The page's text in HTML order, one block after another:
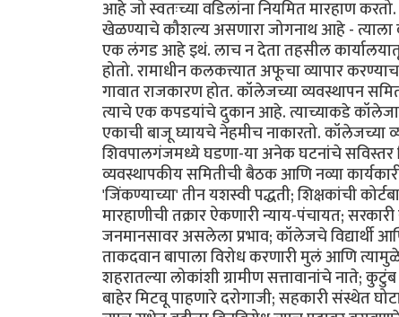
आहे जो स्वतःच्या वडिलांना नियमित मारहाण
खेळण्याचे कौशल्य असणारा जोगनाथ आहे -
एक लंगड आहे इथं. लाच न देता तहसील
होतो. रामाधीन कलकत्त्यात अफूचा व्यापार
गावात राजकारण होत. कॉलेजच्या व्यवस्थापन
त्याचे एक कपडयांचे दुकान आहे. त्याच्याकडे
एकाची बाजू घ्यायचे नेहमीच नाकारतो. कॉलेजच्या
शिवपालगंजमध्ये घडणा-या अनेक घटनांचे सविस्तर
व्यवस्थापकीय समितीची बैठक आणि नव्या
'जिंकण्याच्या' तीन यशस्वी पद्धती; शिक्षकांची
मारहाणीची तक्रार ऐकणारी न्याय-पंचायत;
जनमानसावर असलेला प्रभाव; कॉलेजचे विद्यार्थी
ताकदवान बापाला विरोध करणारी मुलं आणि
शहरातल्या लोकांशी ग्रामीण सत्तावानांचे नाते;
बाहेर मिटवू पाहणारे दरोगाजी; सहकारी संस्थेत